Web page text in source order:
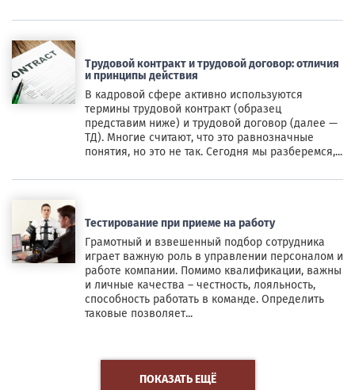
Трудовой контракт и трудовой договор: отличия
и принципы действия
В кадровой сфере активно используются
термины трудовой контракт (образец
представим ниже) и трудовой договор (далее —
ТД). Многие считают, что это равнозначные
понятия, но это не так. Сегодня мы разберемся,...
Тестирование при приеме на работу
Грамотный и взвешенный подбор сотрудника
играет важную роль в управлении персоналом и
работе компании. Помимо квалификации, важны
и личные качества – честность, лояльность,
способность работать в команде. Определить
таковые позволяет...
ПОКАЗАТЬ ЕЩЁ